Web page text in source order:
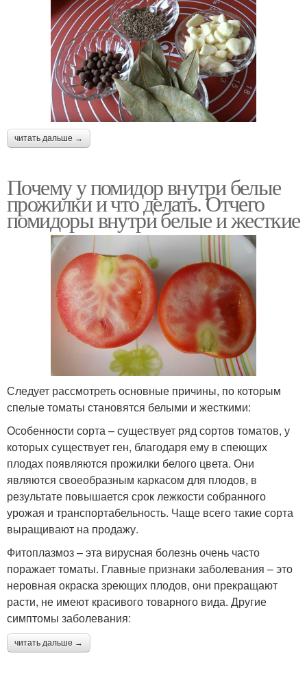
читать дальше →
Почему у помидор внутри белые
прожилки и что делать. Отчего
помидоры внутри белые и жесткие
Следует рассмотреть основные причины, по которым
спелые томаты становятся белыми и жесткими:
Особенности сорта – существует ряд сортов томатов, у
которых существует ген, благодаря ему в спеющих
плодах появляются прожилки белого цвета. Они
являются своеобразным каркасом для плодов, в
результате повышается срок лежкости собранного
урожая и транспортабельность. Чаще всего такие сорта
выращивают на продажу.
Фитоплазмоз – эта вирусная болезнь очень часто
поражает томаты. Главные признаки заболевания – это
неровная окраска зреющих плодов, они прекращают
расти, не имеют красивого товарного вида. Другие
симптомы заболевания:
читать дальше →